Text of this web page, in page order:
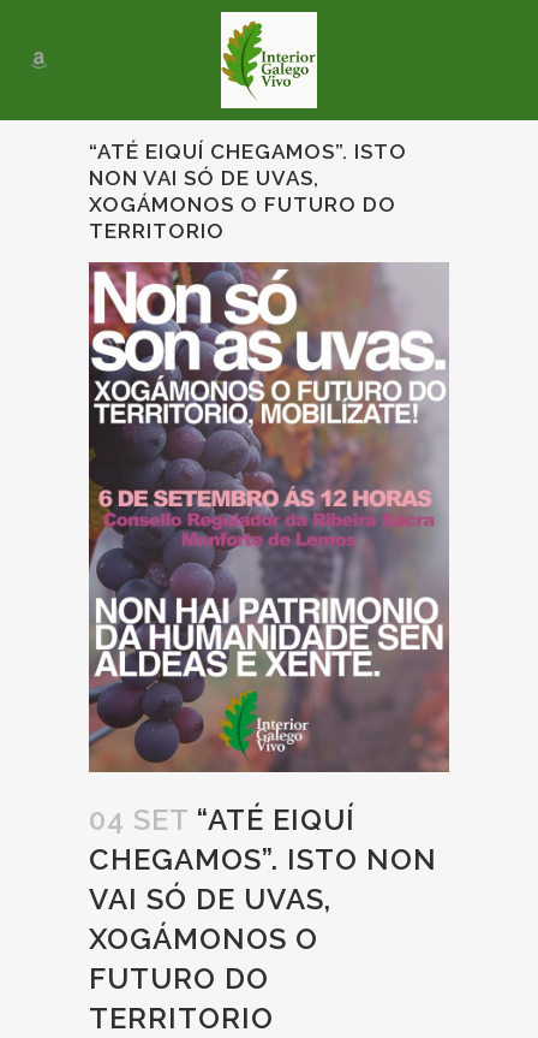
“ATÉ EIQUÍ CHEGAMOS”. ISTO
NON VAI SÓ DE UVAS,
XOGÁMONOS O FUTURO DO
TERRITORIO
04 SET “ATÉ EIQUÍ
CHEGAMOS”. ISTO NON
VAI SÓ DE UVAS,
XOGÁMONOS O
FUTURO DO
TERRITORIO